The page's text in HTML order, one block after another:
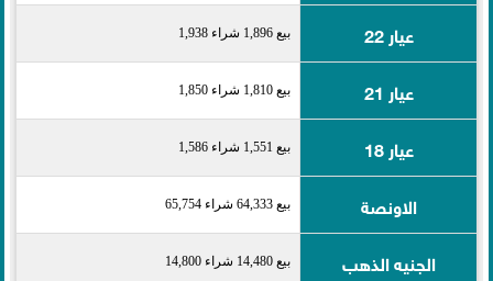
عيار 22 بيع 1,896 شراء 1,938
عيار 21 بيع 1,810 شراء 1,850
عيار 18 بيع 1,551 شراء 1,586
الاونصة بيع 64,333 شراء 65,754
الجنيه الذهب بيع 14,480 شراء 14,800